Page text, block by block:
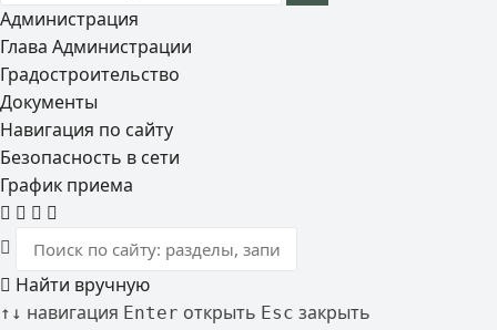
Администрация
Глава Администрации
Градостроительство
Документы
Навигация по сайту
Безопасность в сети
График приема
Найти вручную
↑ ↓ навигация Enter открыть Esc закрыть